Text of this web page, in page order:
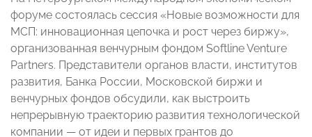
форуме состоялась сессия «Новые возможности для
МСП: инновационная цепочка и рост через биржу»,
организованная венчурным фондом Softline Venture
Partners. Представители органов власти, институтов
развития, Банка России, Московской биржи и
венчурных фондов обсудили, как выстроить
непрерывную траекторию развития технологической
компании — от идеи и первых грантов до